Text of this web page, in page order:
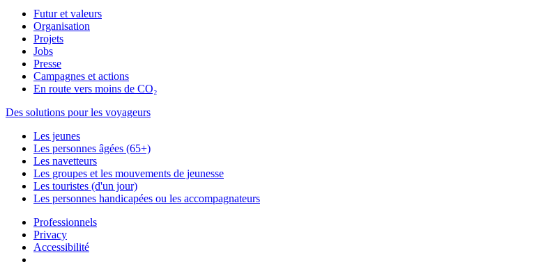
Futur et valeurs
Organisation
Projets
Jobs
Presse
Campagnes et actions
En route vers moins de CO₂
Des solutions pour les voyageurs
Les jeunes
Les personnes âgées (65+)
Les navetteurs
Les groupes et les mouvements de jeunesse
Les touristes (d'un jour)
Les personnes handicapées ou les accompagnateurs
Professionnels
Privacy
Accessibilité